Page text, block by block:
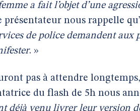
a fait l’objet d’une
présentateur nous rappelle
de police demandent aux
. »
pas à attendre
du flash de 5h nous
déjà venu livrer leur version